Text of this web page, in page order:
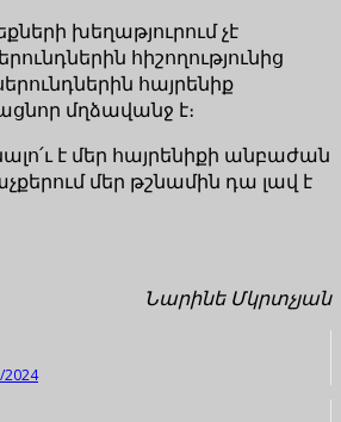
խեղաթյուրում չէ
հիշողությունից
հայրենիք
մղձավանջ է։
է մեր հայրենիքի անբաժան
մեր թշնամին դա լավ է
Նարինե Մկրտչյան
2024